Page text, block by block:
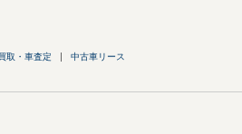
取・車査定 中古車リース